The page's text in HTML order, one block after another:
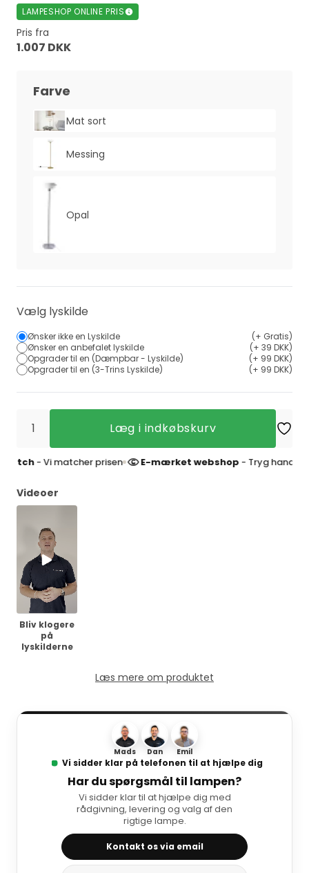
LAMPESHOP ONLINE PRIS
Pris fra
1.007 DKK
Farve
Mat sort
Messing
Opal
Vælg lyskilde
Ønsker ikke en Lyskilde
(+ Gratis)
Ønsker en anbefalet lyskilde
(+ 39 DKK)
Opgrader til en (Dæmpbar - Lyskilde)
(+ 99 DKK)
Opgrader til en (3-Trins Lyskilde)
(+ 99 DKK)
Læg i indkøbskurv
Vi matcher prisen E-mærket webshop- Tryg handel og 4,9
Videoer
Bliv klogere
på
lyskilderne
Læs mere om produktet
Mads Dan Emil
Vi sidder klar på telefonen til at hjælpe dig
Har du spørgsmål til lampen?
Vi sidder klar til at hjælpe dig med
rådgivning, levering og valg af den
rigtige lampe.
Kontakt os via email